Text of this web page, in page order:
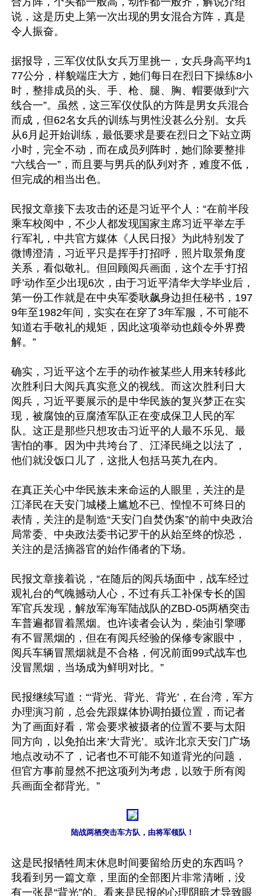
说，这是历史上第一次出现的男女混合方阵，真是
令人振奋。
据报导，三军仪仗队女兵万里挑一，女兵身高平均1
77公分，样貌端庄大方，她们每日在烈日下操练8小
时，整排成员的头、手、枪、腿、胸、帽要做到“六
线合一”。虽然，这三军仪仗队的方阵是男女兵混合
而成，但62名女兵的训练与男性没甚么分别。女兵
从6月起开始训练，最低要求是要在烈日之下站立两
小时，完全不动，而在成员列阵时，她们除要整排
“六线合一”，而且要与男兵的队列对齐，难度不低，
但完成的相当出色。
民报文章接下去攻击的还是习近平个人：“在前半段
乘车校阅中，不少人都发现国家主席习近平举左手
行军礼，中共官方媒体《人民日报》为此特别发了
微博澄清，习近平只是挥手打招呼，照片取景角度
关系，看似敬礼。但回顾阅兵画面，这个左手‘打招
呼’动作至少出现6次，由于习近平清华大学毕业后，
第一份工作就是在中央军委耿飙身边担任秘书，197
9年至1982年间，实实在在穿了3年军服，不可能不
知道右手敬礼的规矩，因此这项举动也颇令外界费
解。”
确实，习近平这个左手的动作被某些人用来转移此
次胜利日大阅兵真实意义的视线。而这次胜利日大
阅兵，习近平要展示的是中华民族的复兴梦正在实
现，被腐蚀的豆腐渣军队正在变成保卫人民的军
队。这正是那些只想攻击习近平的人最不乐见、最
害怕的事。因为中共垮台了、江泽民绳之以法了，
他们就没饭口儿了，这批人包括马英九在内。
在真正关心中华民族未来命运的人眼里，关注的是
江泽民在天安门城楼上尴尬不已、惶惶不可终日的
表情，关注的是制造“天安门自焚伪案”的前中央政治
局常委、中央政法委书记罗干的从始至终的惊恐，
关注的是活摘器官的始作俑者的下场。
民报文章接着说，“在随后的阅兵场面中，战车经过
观礼台的气魄撼动人心，不过有兵工补保专长的国
军官兵发现，解放军海军陆战队的ZBD-05两栖突击
车普遍都冒着黑烟。也许读者会认为，柴油引擎哪
有不冒黑烟的，但在有阅兵经验的保修专家眼中，
阅兵车辆冒黑烟就是不合格，何况前面99式战车也
没冒黑烟，当场成为鲜明对比。”
民报继续写道：“‘背光、背光、背光’，在台湾，军方
办理演习前，总会先跟媒体协调拍摄位置，而记者
为了画面好看，常会要求被摄者的位置不要与太阳
同方向，以免拍出来‘大背光’。或许北京天安门广场
地点改动不了，记者也不可能不知道背光的问题，
但官方事前显然不把这项列为考虑，以致于所有阅
兵画面全都背光。”
陆战两栖突击车方队，由将军领队！
这是民报牺牲周末休息时间要留给历史的东西吗？
我看到另一篇文章，里面的全部图片非常清晰，没
有一张是“背光”的。看来是民报的心理阴暗才导致眼